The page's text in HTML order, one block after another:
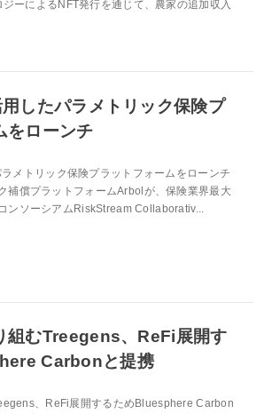
ーによるNFT発行を通じて、農家の追加収入
したパラメトリック保険プ
をローンチ
メトリック保険プラットフォームをローンチ
補償プラットフォームArbolが、保険業界最大
ンソーシアムRiskStream Collaborativ...
組むTreegens、ReFi展開す
Carbonと提携
、ReFi展開するためBluesphere Carbon